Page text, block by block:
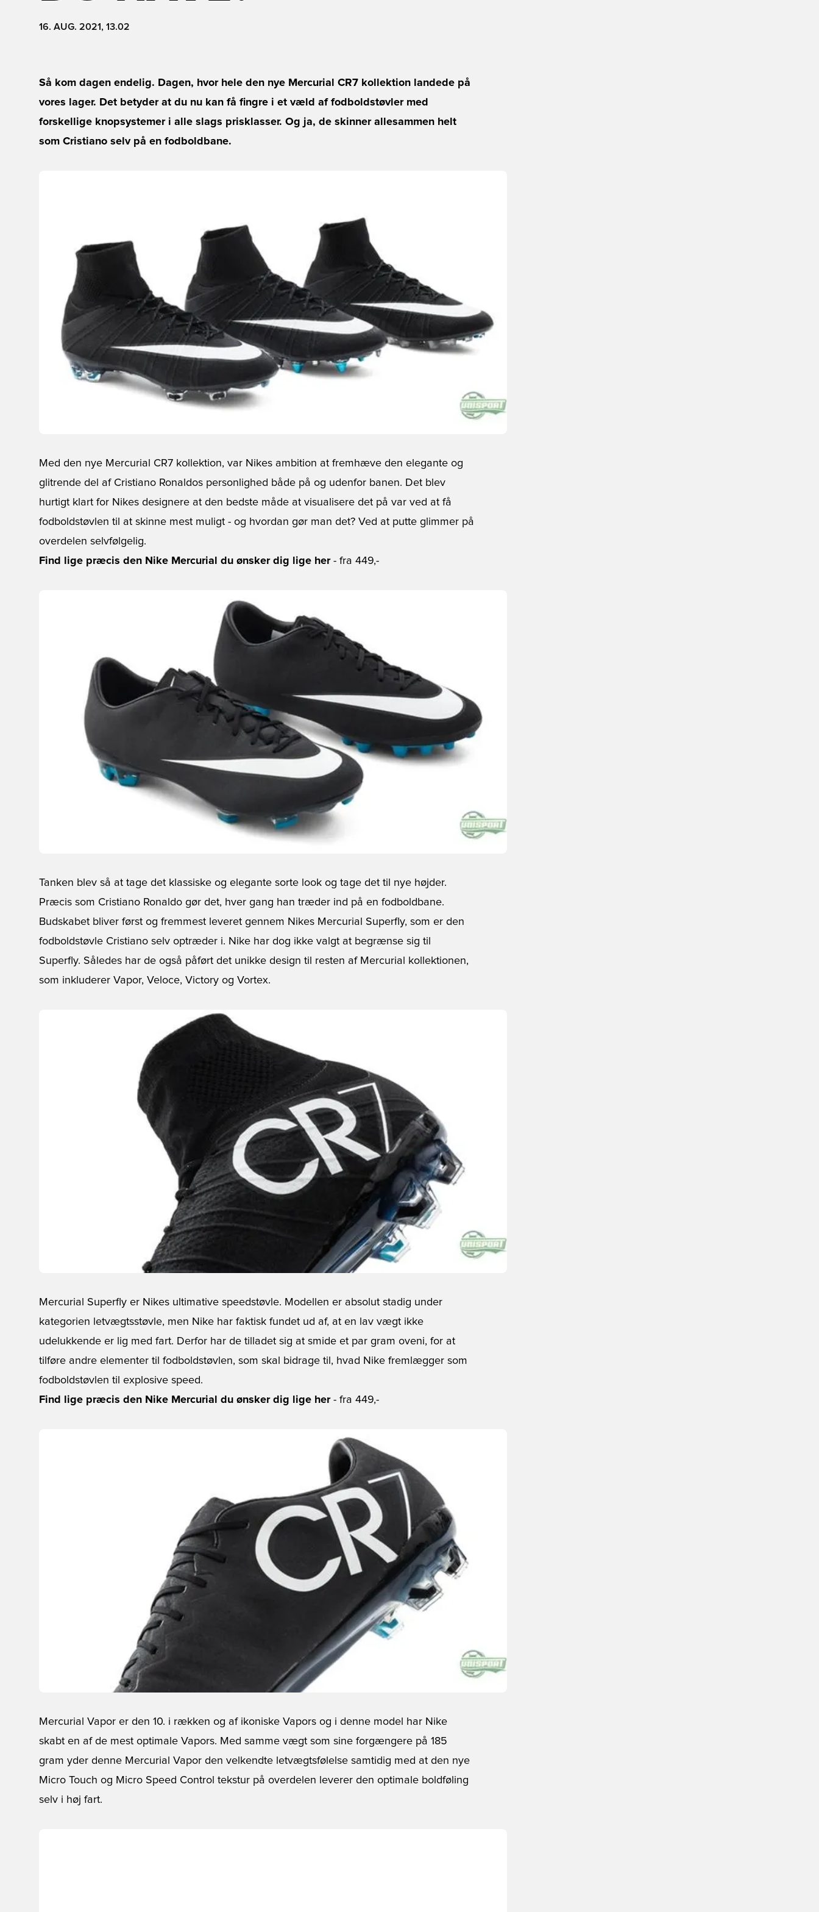
16. AUG. 2021, 13.02
Så kom dagen endelig. Dagen, hvor hele den nye Mercurial CR7 kollektion landede på
vores lager. Det betyder at du nu kan få fingre i et væld af fodboldstøvler med
forskellige knopsystemer i alle slags prisklasser. Og ja, de skinner allesammen helt
som Cristiano selv på en fodboldbane.
Med den nye Mercurial CR7 kollektion, var Nikes ambition at fremhæve den elegante og
glitrende del af Cristiano Ronaldos personlighed både på og udenfor banen. Det blev
hurtigt klart for Nikes designere at den bedste måde at visualisere det på var ved at få
fodboldstøvlen til at skinne mest muligt - og hvordan gør man det? Ved at putte glimmer på
overdelen selvfølgelig.
Find lige præcis den Nike Mercurial du ønsker dig lige her- fra 449,-
Tanken blev så at tage det klassiske og elegante sorte look og tage det til nye højder.
Præcis som Cristiano Ronaldo gør det, hver gang han træder ind på en fodboldbane.
Budskabet bliver først og fremmest leveret gennem Nikes Mercurial Superfly, som er den
fodboldstøvle Cristiano selv optræder i. Nike har dog ikke valgt at begrænse sig til
Superfly. Således har de også påført det unikke design til resten af Mercurial kollektionen,
som inkluderer Vapor, Veloce, Victory og Vortex.
Mercurial Superfly er Nikes ultimative speedstøvle. Modellen er absolut stadig under
kategorien letvægtsstøvle, men Nike har faktisk fundet ud af, at en lav vægt ikke
udelukkende er lig med fart. Derfor har de tilladet sig at smide et par gram oveni, for at
tilføre andre elementer til fodboldstøvlen, som skal bidrage til, hvad Nike fremlægger som
fodboldstøvlen til explosive speed.
Find lige præcis den Nike Mercurial du ønsker dig lige her- fra 449,-
Mercurial Vapor er den 10. i rækken og af ikoniske Vapors og i denne model har Nike
skabt en af de mest optimale Vapors. Med samme vægt som sine forgængere på 185
gram yder denne Mercurial Vapor den velkendte letvægtsfølelse samtidig med at den nye
Micro Touch og Micro Speed Control tekstur på overdelen leverer den optimale boldføling
selv i høj fart.